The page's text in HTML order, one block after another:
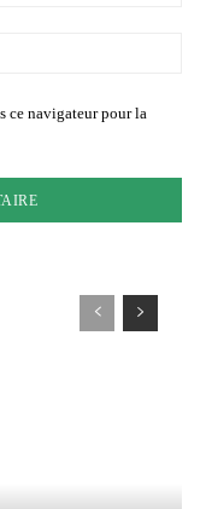
ce navigateur pour la